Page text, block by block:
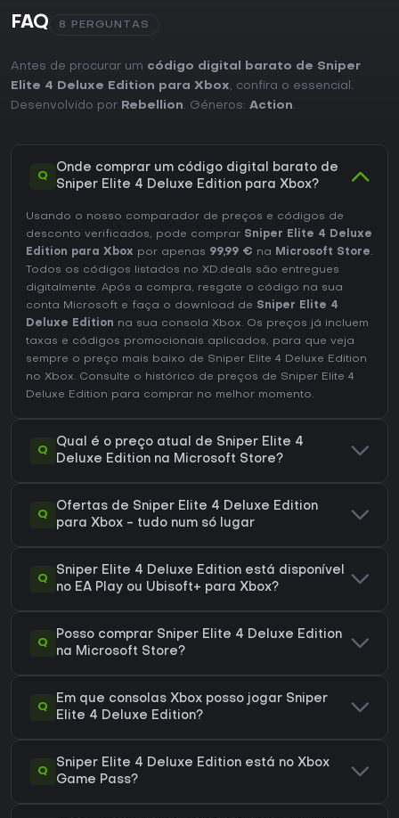
FAQ 8 PERGUNTAS
Antes de procurar um código digital barato de Sniper
Elite 4 Deluxe Edition para Xbox, confira o essencial.
Desenvolvido por Rebellion. Géneros: Action.
Q
Onde comprar um código digital barato de
Sniper Elite 4 Deluxe Edition para Xbox?
Usando o nosso comparador de preços e códigos de
desconto verificados, pode comprar Sniper Elite 4 Deluxe
Edition para Xbox por apenas 99,99 € na Microsoft Store.
Todos os códigos listados no XD.deals são entregues
digitalmente. Após a compra, resgate o código na sua
conta Microsoft e faça o download de Sniper Elite 4
Deluxe Edition na sua consola Xbox. Os preços já incluem
taxas e códigos promocionais aplicados, para que veja
sempre o preço mais baixo de Sniper Elite 4 Deluxe Edition
no Xbox. Consulte o histórico de preços de Sniper Elite 4
Deluxe Edition para comprar no melhor momento.
Q
Qual é o preço atual de Sniper Elite 4
Deluxe Edition na Microsoft Store?
Q
Ofertas de Sniper Elite 4 Deluxe Edition
para Xbox - tudo num só lugar
Q
Sniper Elite 4 Deluxe Edition está disponível
no EA Play ou Ubisoft+ para Xbox?
Q
Posso comprar Sniper Elite 4 Deluxe Edition
na Microsoft Store?
Q
Em que consolas Xbox posso jogar Sniper
Elite 4 Deluxe Edition?
Q
Sniper Elite 4 Deluxe Edition está no Xbox
Game Pass?